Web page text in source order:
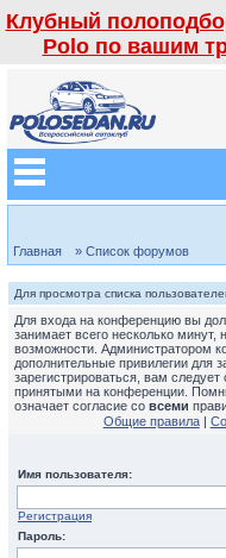
Клубный
Polo по вашим
Главная » Список форумов
Для просмотра списка
Для входа на конференцию вы
занимает всего несколько
возможности. Администратором
дополнительные привилегии для
зарегистрироваться, вам
принятыми на конференции.
означает согласие со всеми
Общие правила|
Имя пользователя:
Регистрация
Пароль: